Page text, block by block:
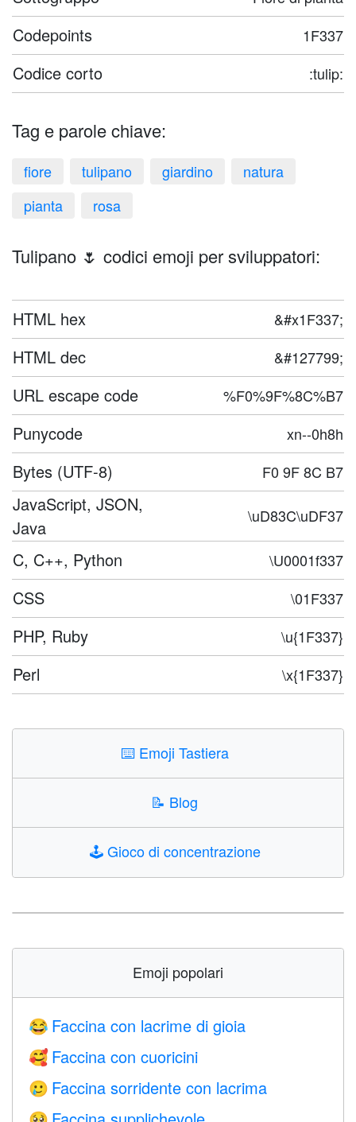
Codepoints 1F337
Codice corto :tulip:
Tag e parole chiave:
fiore tulipano giardino
natura
pianta
rosa
Tulipano 🌷 codici emoji per sviluppatori:
HTML hex &#x1F337;
HTML dec &#127799;
URL escape code %F0%9F%8C%B7
Punycode xn--0h8h
Bytes (UTF-8) F0 9F 8C B7
JavaScript, JSON,
Java
\uD83C\uDF37
C, C++, Python \U0001f337
CSS \01F337
PHP, Ruby \u{1F337}
Perl \x{1F337}
⌨️ Emoji Tastiera
📝 Blog
🕹️Gioco di concentrazione
Emoji popolari
😂 Faccina con lacrime di gioia
🥰 Faccina con cuoricini
🥲 Faccina sorridente con lacrima